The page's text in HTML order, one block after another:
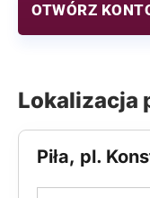
OTWÓRZ
Lokalizacja
Piła, pl.